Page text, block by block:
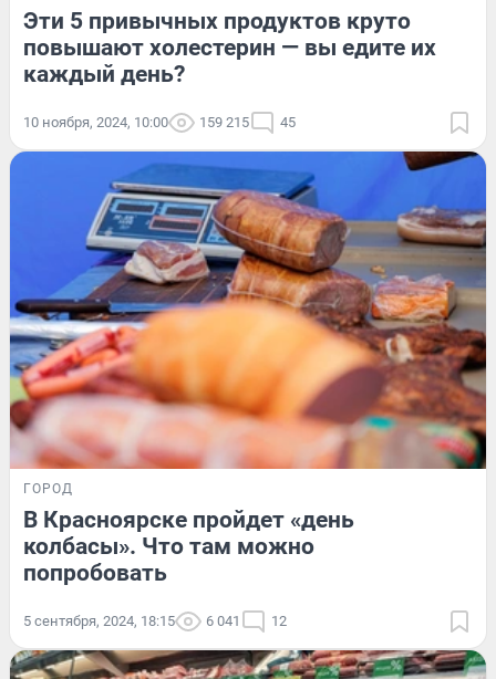
Эти 5 привычных продуктов круто
повышают холестерин — вы едите их
каждый день?
10 ноября, 2024, 10:00 159 215 45
ГОРОД
В Красноярске пройдет «день
колбасы». Что там можно
попробовать
5 сентября, 2024, 18:15 6 041 12